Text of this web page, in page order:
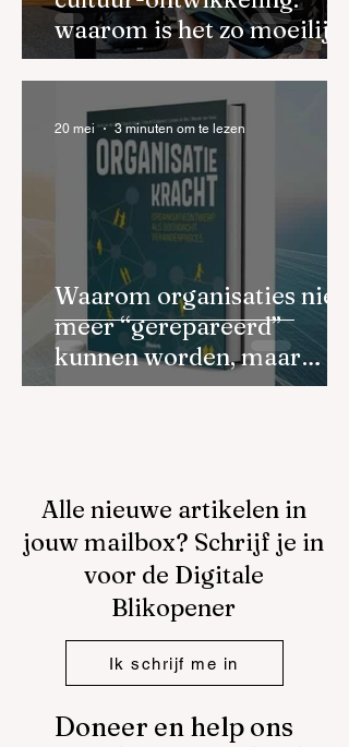
waarom is het zo moeilijk
en hoe doe je dat goed?
Waarom organisaties niet
meer “gerepareerd”
kunnen worden, maar
opnieuw ontworpen
20 mei 3 minuten om te lezen
Alle nieuwe artikelen in
jouw mailbox? Schrijf je in
voor de Digitale
Blikopener
Ik schrijf me in
Doneer en help ons